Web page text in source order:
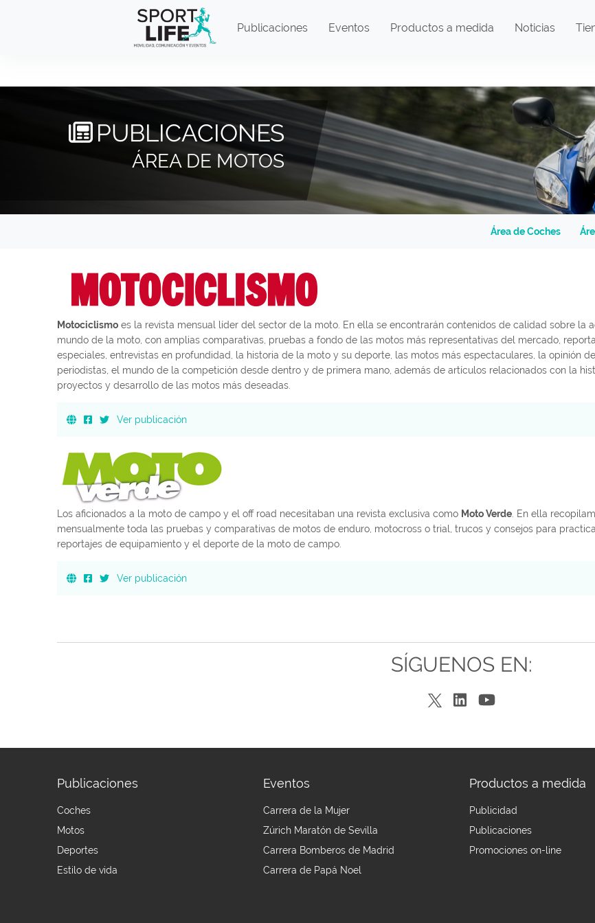
Publicaciones Eventos Productos a medida Noticias
PUBLICACIONES
ÁREA DE MOTOS
Área de Coches
Motociclismoes la revista mensual líder del sector de la moto. En ella se encontrarán contenidos de calidad sobre la
mundo de la moto, con amplias comparativas, pruebas a fondo de las motos más representativas del mercado,
especiales, entrevistas en profundidad, la historia de la moto y su deporte, las motos más espectaculares, la opinión
periodistas, el mundo de la competición desde dentro y de primera mano, además de artículos relacionados con la
proyectos y desarrollo de las motos más deseadas.
Ver publicación
Los aficionados a la moto de campo y el off road necesitaban una revista exclusiva como Moto Verde. En ella
mensualmente toda las pruebas y comparativas de motos de enduro, motocross o trial, trucos y consejos para
reportajes de equipamiento y el deporte de la moto de campo.
Ver publicación
SÍGUENOS EN:
Publicaciones
Coches
Motos
Deportes
Estilo de vida
Eventos
Carrera de la Mujer
Zúrich Maratón de Sevilla
Carrera Bomberos de Madrid
Carrera de Papá Noel
Productos a medida
Publicidad
Publicaciones
Promociones on-line